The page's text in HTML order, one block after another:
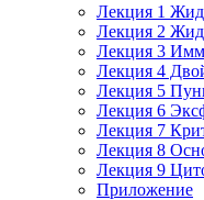
Лекция 1
Лекция 2
Лекция 3
Лекция 4
Лекция 5
Лекция 6
Лекция 7
Лекция 8
Лекция 9
Приложение